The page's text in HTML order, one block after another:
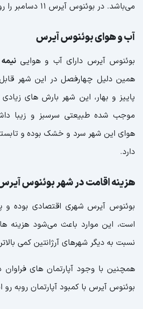
می‌باشد. در بوئنوس آیرس ۱۱ دسامبر را روز تانگو می نامند.
آب و هوای بوئنوس آیرس
بوئنوس آیرس دارای آب و هوایی
همین دلیل چهارفصل در این شهر
پاییز و بهار، این شهر بارش های
موجب شده طبیعتی سرسبز و زیبا
هوای این شهر سرد و خشک بوده و
دارد.
هزینه اقامت در شهر بوئنوس
بوئنوس آیرس شهری اقتصادی بوده و
است، این موارد باعث می‌شود هزینه
نسبت به دیگر شهرهای آرژانتین کمی
همچنین با وجود آپارتمان های
بوئنوس آیرس با کمبود آپارتمان روبه